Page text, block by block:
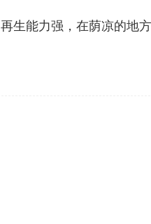
生能力强，在荫凉的地